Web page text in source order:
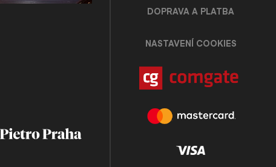
DOPRAVA A PLATBA
NASTAVENÍ COOKIES